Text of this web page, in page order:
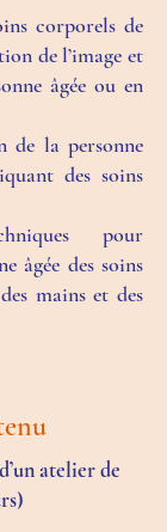
corporels de
de l’image et
âgée ou en
de la personne
des soins
pour
âgée des soins
mains et des
atelier de